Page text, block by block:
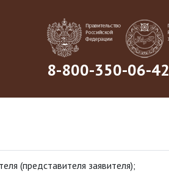
8-800-350-06-42
(представителя заявителя);